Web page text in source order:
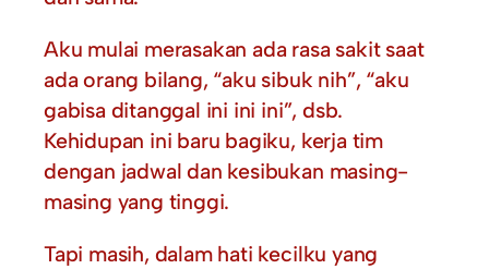
Aku mulai merasakan ada rasa sakit saat
ada orang bilang, “aku sibuk nih”, “aku
gabisa ditanggal ini ini ini”, dsb.
Kehidupan ini baru bagiku, kerja tim
dengan jadwal dan kesibukan masing-
masing yang tinggi.
Tapi masih, dalam hati kecilku yang